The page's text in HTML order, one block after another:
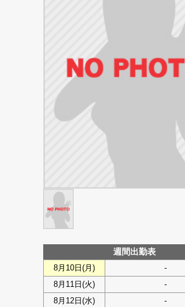
週間出勤表
8月10日( 月)
-
8月11日(火)
-
8月12日(水) -